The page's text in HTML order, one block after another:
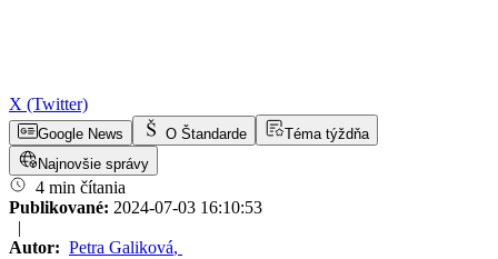
X (Twitter)
Google News O Štandarde
Téma týždňa
Najnovšie správy
4 min čítania
Publikované: 2024-07-03 16:10:53
|
Autor: Petra Galiková,